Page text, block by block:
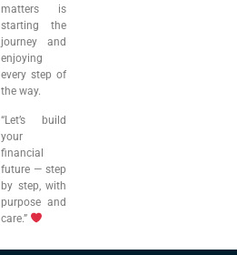
matters is
starting the
journey and
enjoying
every step of
the way.
“Let’s build
your
financial
future — step
by step, with
purpose and
care.”